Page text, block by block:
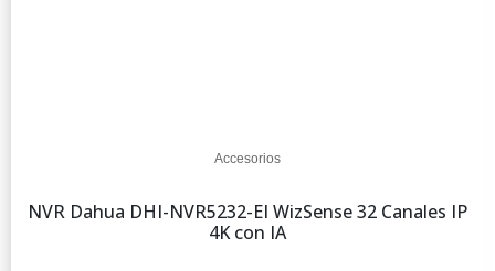
Accesorios
NVR Dahua DHI-NVR5232-EI WizSense 32 Canales IP
4K con IA